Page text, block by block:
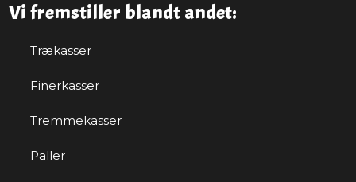
Vi fremstiller blandt andet:
Trækasser
Finerkasser
Tremmekasser
Paller